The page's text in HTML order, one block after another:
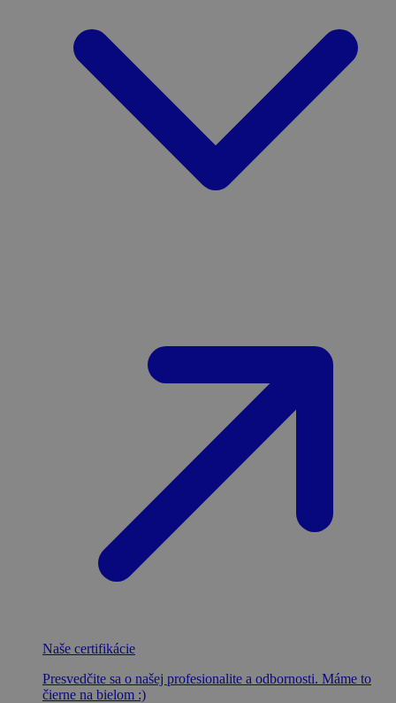
Naše certifikácie
Presvedčite sa o našej profesionalite a odbornosti. Máme to
čierne na bielom :)